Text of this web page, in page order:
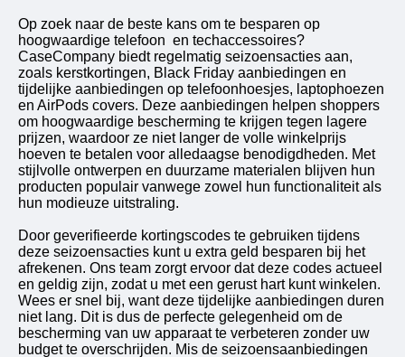
Op zoek naar de beste kans om te besparen op
hoogwaardige telefoon en techaccessoires?
CaseCompany biedt regelmatig seizoensacties aan,
zoals kerstkortingen, Black Friday aanbiedingen en
tijdelijke aanbiedingen op telefoonhoesjes, laptophoezen
en AirPods covers. Deze aanbiedingen helpen shoppers
om hoogwaardige bescherming te krijgen tegen lagere
prijzen, waardoor ze niet langer de volle winkelprijs
hoeven te betalen voor alledaagse benodigdheden. Met
stijlvolle ontwerpen en duurzame materialen blijven hun
producten populair vanwege zowel hun functionaliteit als
hun modieuze uitstraling.
Door geverifieerde kortingscodes te gebruiken tijdens
deze seizoensacties kunt u extra geld besparen bij het
afrekenen. Ons team zorgt ervoor dat deze codes actueel
en geldig zijn, zodat u met een gerust hart kunt winkelen.
Wees er snel bij, want deze tijdelijke aanbiedingen duren
niet lang. Dit is dus de perfecte gelegenheid om de
bescherming van uw apparaat te verbeteren zonder uw
budget te overschrijden. Mis de seizoensaanbiedingen